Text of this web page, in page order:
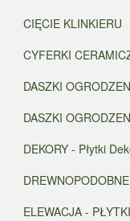
CIĘCIE KLINKIERU
CYFERKI
DASZKI
DASZKI
DEKORY - Płytki
ELEWACJA -